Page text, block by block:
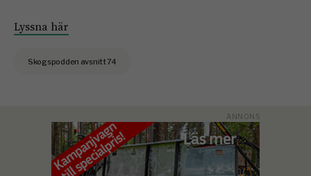
Lyssna här
Skogspodden avsnitt 74